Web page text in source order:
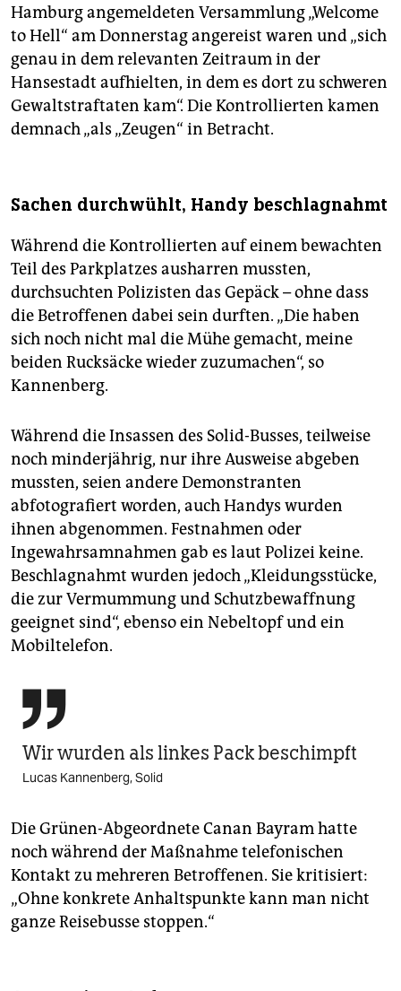
Hamburg angemeldeten Versammlung „Welcome
to Hell“ am Donnerstag angereist waren und „sich
genau in dem relevanten Zeitraum in der
Hansestadt aufhielten, in dem es dort zu schweren
Gewaltstraftaten kam“. Die Kontrollierten kamen
demnach „als „Zeugen“ in Betracht.
Sachen durchwühlt, Handy beschlagnahmt
Während die Kontrollierten auf einem bewachten
Teil des Parkplatzes ausharren mussten,
durchsuchten Polizisten das Gepäck – ohne dass
die Betroffenen dabei sein durften. „Die haben
sich noch nicht mal die Mühe gemacht, meine
beiden Rucksäcke wieder zuzumachen“, so
Kannenberg.
Während die Insassen des Solid-Busses, teilweise
noch minderjährig, nur ihre Ausweise abgeben
mussten, seien andere Demonstranten
abfotografiert worden, auch Handys wurden
ihnen abgenommen. Festnahmen oder
Ingewahrsamnahmen gab es laut Polizei keine.
Beschlagnahmt wurden jedoch „Kleidungsstücke,
die zur Vermummung und Schutzbewaffnung
geeignet sind“, ebenso ein Nebeltopf und ein
Mobiltelefon.

Wir wurden als linkes Pack ­beschimpft
Lucas Kannenberg, Solid
Die Grünen-Abgeordnete Canan Bayram hatte
noch während der Maßnahme telefonischen
Kontakt zu mehreren Betroffenen. Sie kritisiert:
„Ohne konkrete Anhaltspunkte kann man nicht
ganze Reisebusse stoppen.“